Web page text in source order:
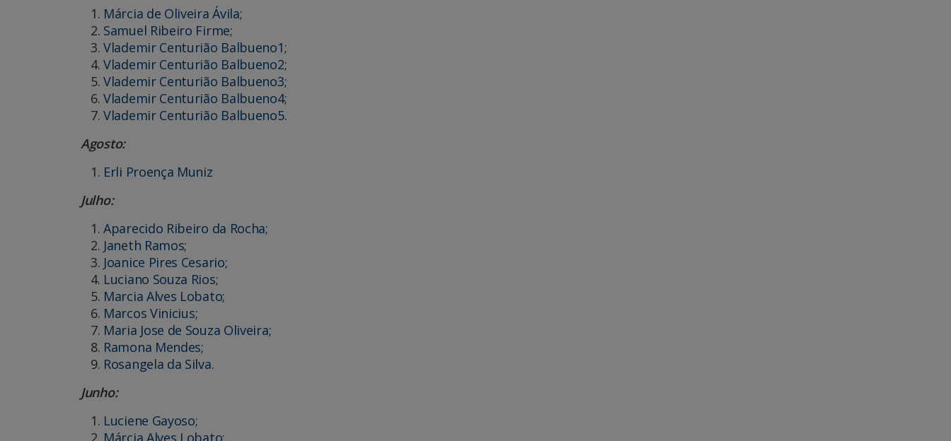
Márcia de Oliveira Ávila;
Samuel Ribeiro Firme;
Vlademir Centurião Balbueno1;
Vlademir Centurião Balbueno2;
Vlademir Centurião Balbueno3;
Vlademir Centurião Balbueno4;
Vlademir Centurião Balbueno5.
Agosto:
Erli Proença Muniz
Julho:
Aparecido Ribeiro da Rocha;
Janeth Ramos;
Joanice Pires Cesario;
Luciano Souza Rios;
Marcia Alves Lobato;
Marcos Vinicius;
Maria Jose de Souza Oliveira;
Ramona Mendes;
Rosangela da Silva.
Junho:
Luciene Gayoso;
Márcia Alves Lobato;